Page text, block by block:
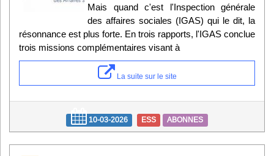
Mais quand c'est l'Inspection générale
des affaires sociales (IGAS) qui le dit, la
résonnance est plus forte. En trois rapports, l'IGAS conclue
trois missions complémentaires visant à
La suite sur le site
10-03-2026 ESS ABONNES